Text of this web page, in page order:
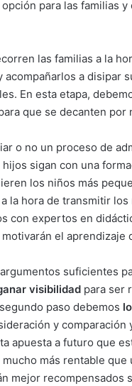
para las familias y
las familias a la
a disipar
En esta etapa,
que se decanten por
o no un proceso de
sigan con una
los niños más
la hora de transmitir
con expertos en
el aprendizaje
suficientes
visibilidad para ser
paso debemos
y comparación
apuesta a futuro que
más rentable
mejor recompensados